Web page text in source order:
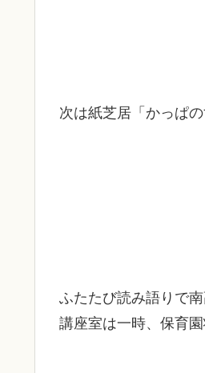
次は紙芝居「かっぱ
ふたたび読み語りで
講座室は一時、保育園